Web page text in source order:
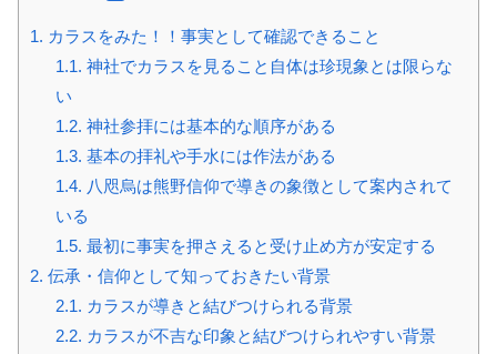
1. カラスをみた！！事実として確認できること
1.1. 神社でカラスを見ること自体は珍現象とは限らな
い
1.2. 神社参拝には基本的な順序がある
1.3. 基本の拝礼や手水には作法がある
1.4. 八咫烏は熊野信仰で導きの象徴として案内されて
いる
1.5. 最初に事実を押さえると受け止め方が安定する
2. 伝承・信仰として知っておきたい背景
2.1. カラスが導きと結びつけられる背景
2.2. カラスが不吉な印象と結びつけられやすい背景